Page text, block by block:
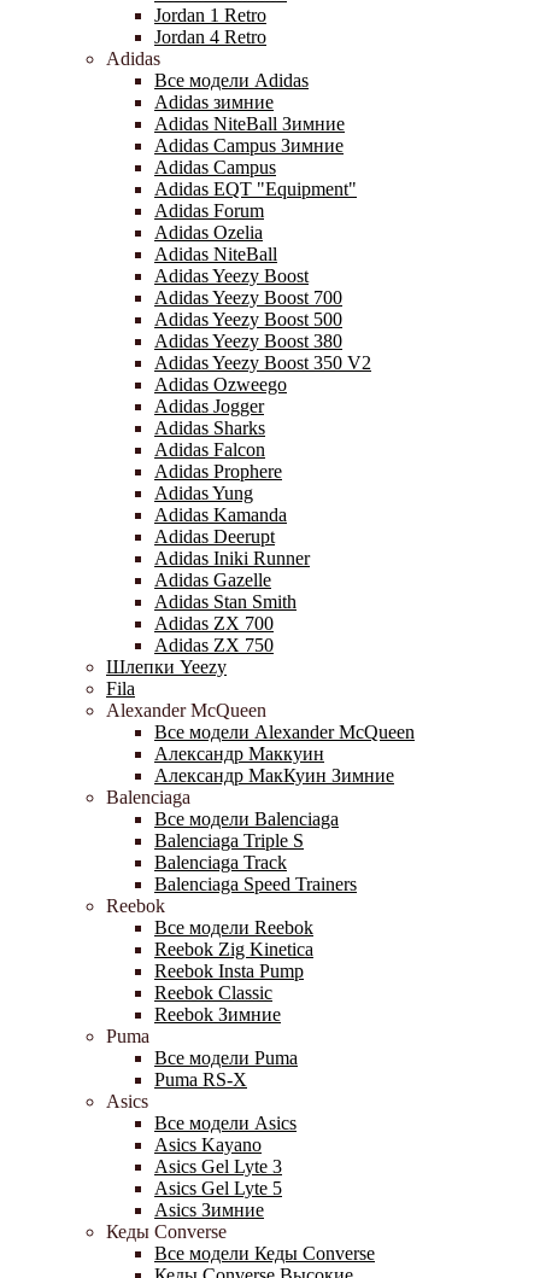
Jordan 1 Retro
Jordan 4 Retro
Adidas
Все модели Adidas
Adidas зимние
Adidas NiteBall Зимние
Adidas Campus Зимние
Adidas Campus
Adidas EQT "Equipment"
Adidas Forum
Adidas Ozelia
Adidas NiteBall
Adidas Yeezy Boost
Adidas Yeezy Boost 700
Adidas Yeezy Boost 500
Adidas Yeezy Boost 380
Adidas Yeezy Boost 350 V2
Adidas Ozweego
Adidas Jogger
Adidas Sharks
Adidas Falcon
Adidas Prophere
Adidas Yung
Adidas Kamanda
Adidas Deerupt
Adidas Iniki Runner
Adidas Gazelle
Adidas Stan Smith
Adidas ZX 700
Adidas ZX 750
Шлепки Yeezy
Fila
Alexander McQueen
Все модели Alexander McQueen
Александр Маккуин
Александр МакКуин Зимние
Balenciaga
Все модели Balenciaga
Balenciaga Triple S
Balenciaga Track
Balenciaga Speed Trainers
Reebok
Все модели Reebok
Reebok Zig Kinetica
Reebok Insta Pump
Reebok Classic
Reebok Зимние
Puma
Все модели Puma
Puma RS-X
Asics
Все модели Asics
Asics Kayano
Asics Gel Lyte 3
Asics Gel Lyte 5
Asics Зимние
Кеды Converse
Все модели Кеды Converse